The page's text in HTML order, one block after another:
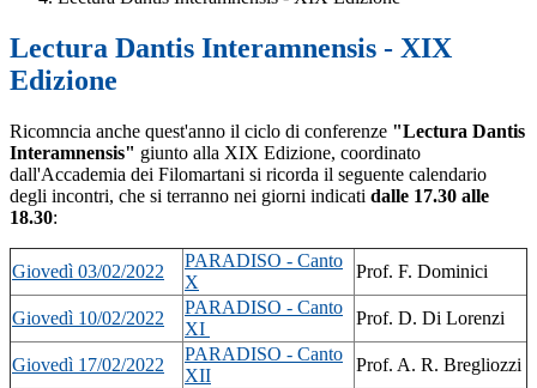
Lectura Dantis Interamnensis - XIX
Edizione
Ricomncia anche quest'anno il ciclo di conferenze "Lectura Dantis
Interamnensis" giunto alla XIX Edizione, coordinato
dall'Accademia dei Filomartani si ricorda il seguente calendario
degli incontri, che si terranno nei giorni indicati dalle 17.30 alle
18.30:
Giovedì 03/02/2022
PARADISO - Canto
X
Prof. F. Dominici
Giovedì 10/02/2022
PARADISO - Canto
XI
Prof. D. Di Lorenzi
Giovedì 17/02/2022
PARADISO - Canto
XII
Prof. A. R. Bregliozzi